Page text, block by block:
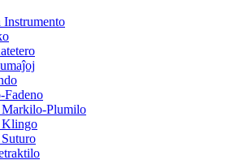
Fadeno
Plumilo